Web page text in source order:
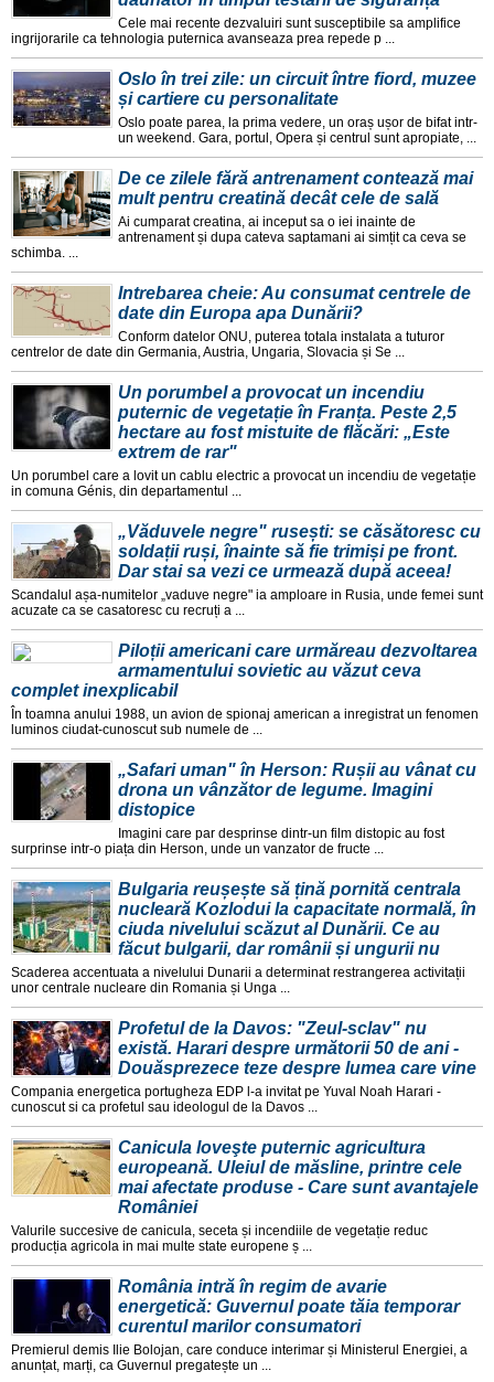
Cele mai recente dezvaluiri sunt susceptibile sa amplifice
ingrijorarile ca tehnologia puternica avanseaza prea repede p ...
Oslo în trei zile: un circuit între fiord, muzee
și cartiere cu personalitate
Oslo poate parea, la prima vedere, un oraș ușor de bifat intr-
un weekend. Gara, portul, Opera și centrul sunt apropiate, ...
De ce zilele fără antrenament contează mai
mult pentru creatină decât cele de sală
Ai cumparat creatina, ai inceput sa o iei inainte de
antrenament și dupa cateva saptamani ai simțit ca ceva se
schimba. ...
Intrebarea cheie: Au consumat centrele de
date din Europa apa Dunării?
Conform datelor ONU, puterea totala instalata a tuturor
centrelor de date din Germania, Austria, Ungaria, Slovacia și Se ...
Un porumbel a provocat un incendiu
puternic de vegetație în Franța. Peste 2,5
hectare au fost mistuite de flăcări: „Este
extrem de rar"
Un porumbel care a lovit un cablu electric a provocat un incendiu de vegetație
in comuna Génis, din departamentul ...
„Văduvele negre" rusești: se căsătoresc cu
soldații ruși, înainte să fie trimiși pe front.
Dar stai sa vezi ce urmează după aceea!
Scandalul așa-numitelor „vaduve negre" ia amploare in Rusia, unde femei sunt
acuzate ca se casatoresc cu recruți a ...
Piloții americani care urmăreau dezvoltarea
armamentului sovietic au văzut ceva
complet inexplicabil
În toamna anului 1988, un avion de spionaj american a inregistrat un fenomen
luminos ciudat-cunoscut sub numele de ...
„Safari uman" în Herson: Rușii au vânat cu
drona un vânzător de legume. Imagini
distopice
Imagini care par desprinse dintr-un film distopic au fost
surprinse intr-o piața din Herson, unde un vanzator de fructe ...
Bulgaria reușește să țină pornită centrala
nucleară Kozlodui la capacitate normală, în
ciuda nivelului scăzut al Dunării. Ce au
făcut bulgarii, dar românii și ungurii nu
Scaderea accentuata a nivelului Dunarii a determinat restrangerea activitații
unor centrale nucleare din Romania și Unga ...
Profetul de la Davos: "Zeul-sclav" nu
există. Harari despre următorii 50 de ani -
Douăsprezece teze despre lumea care vine
Compania energetica portugheza EDP l-a invitat pe Yuval Noah Harari -
cunoscut si ca profetul sau ideologul de la Davos ...
Canicula loveşte puternic agricultura
europeană. Uleiul de măsline, printre cele
mai afectate produse - Care sunt avantajele
României
Valurile succesive de canicula, seceta și incendiile de vegetație reduc
producția agricola in mai multe state europene ș ...
România intră în regim de avarie
energetică: Guvernul poate tăia temporar
curentul marilor consumatori
Premierul demis Ilie Bolojan, care conduce interimar și Ministerul Energiei, a
anunțat, marți, ca Guvernul pregatește un ...